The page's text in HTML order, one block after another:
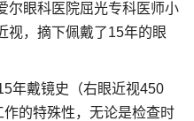
尔眼科医院屈光专科医师小
视，摘下佩戴了15年的眼
年戴镜史（右眼近视450
的特殊性，无论是检查时